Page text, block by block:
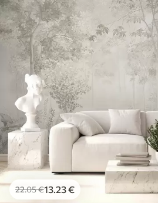
22.05€13 .23€